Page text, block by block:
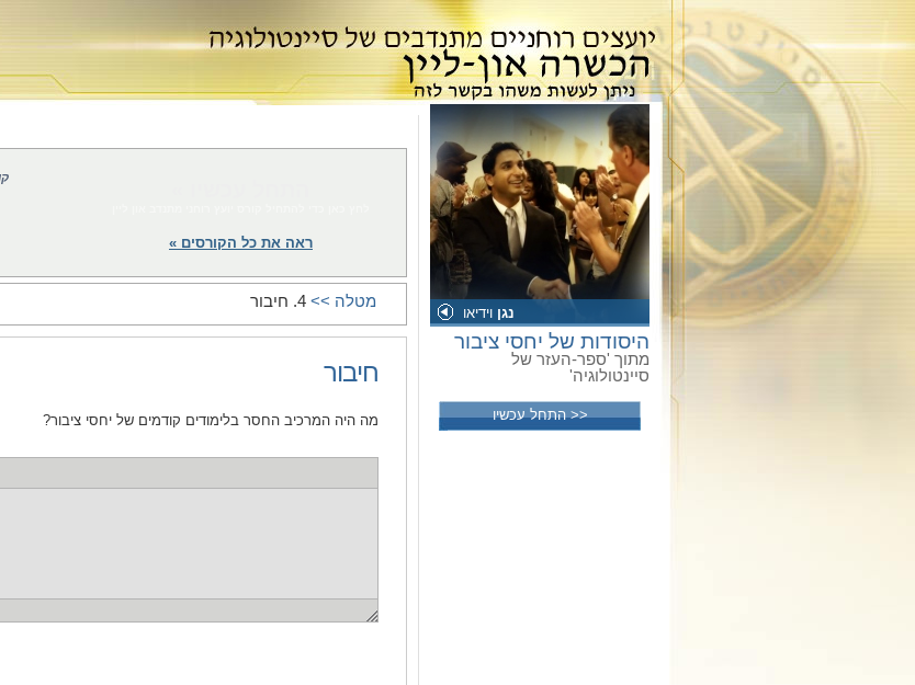
נגן וידיאו
היסודות של יחסי ציבור
מתוך 'ספר-העזר של
סיינטולוגיה'
<< התחל עכשיו
ראה את כל הקורסים »
מטלה >> 4. חיבור
חיבור
מה היה המרכיב החסר בלימודים קודמים של יחסי ציבור?